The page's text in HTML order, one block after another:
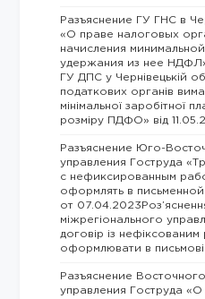
Разъяснение ГУ ГНС в
«О праве налоговых
начисления
удержания из нее НДФЛ»
ГУ ДПС у Чернівецькій
податкових органів
мінімальної заробітної
розміру ПДФО» від
Разъяснение Юго-
управления Гоструда
с нефиксированным
оформлять в
от
міжрегіонального
договір із
оформлювати в
Разъяснение
управления Гоструда